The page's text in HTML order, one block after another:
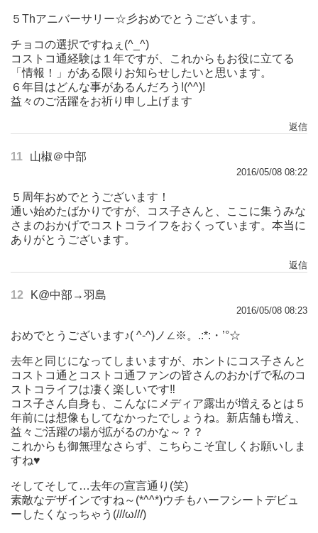
５Thアニバーサリー☆彡おめでとうございます。
チョコの選択ですねぇ(^_^)
コストコ通経験は１年ですが、これからもお役に立てる
「情報！」がある限りお知らせしたいと思います。
６年目はどんな事があるんだろう!(^^)!
益々のご活躍をお祈り申し上げます
返信
11 山椒＠中部
2016/05/08 08:22
５周年おめでとうございます！
通い始めたばかりですが、コス子さんと、ここに集うみな
さまのおかげでコストコライフをおくっています。本当に
ありがとうございます。
返信
12 K@中部→羽島
2016/05/08 08:23
おめでとうございます♪( ^-^)ノ∠※。.:*:・’°☆
去年と同じになってしまいますが、ホントにコス子さんと
コストコ通とコストコ通ファンの皆さんのおかげで私のコ
ストコライフは凄く楽しいです‼
コス子さん自身も、こんなにメディア露出が増えるとは５
年前には想像もしてなかったでしょうね。新店舗も増え、
益々ご活躍の場が拡がるのかな～？？
これからも御無理なさらず、こちらこそ宜しくお願いしま
すね♥
そしてそして…去年の宣言通り(笑)
素敵なデザインですね～(*^^*)ウチもハーフシートデビュ
ーしたくなっちゃう(///ω///)